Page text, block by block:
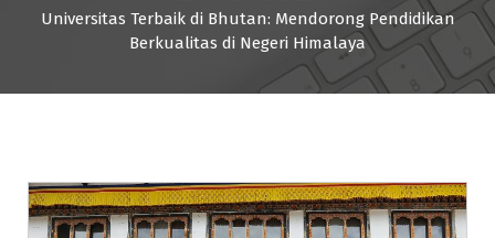
Universitas Terbaik di Bhutan: Mendorong Pendidikan
Berkualitas di Negeri Himalaya